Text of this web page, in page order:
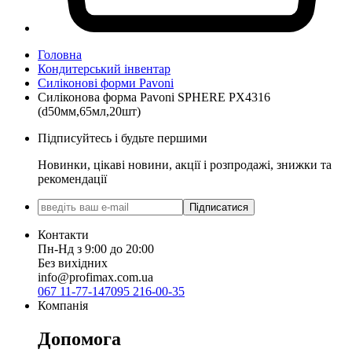
Головна
Кондитерський інвентар
Силіконові форми Pavoni
Силіконова форма Pavoni SPHERE PX4316
(d50мм,65мл,20шт)
Підписуйтесь і будьте першими
Новинки, цікаві новини, акції і розпродажі, знижки та
рекомендації
Підписатися
Контакти
Пн-Нд з 9:00 до 20:00
Без вихідних
info@profimax.com.ua
067 11-77-147095 216-00-35
Компанія
Допомога